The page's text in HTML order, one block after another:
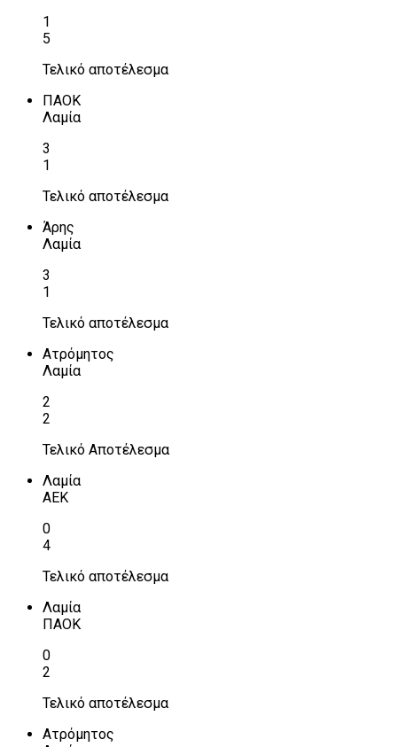
1
5
Τελικό αποτέλεσμα
ΠΑΟΚ
Λαμία
3
1
Τελικό αποτέλεσμα
Άρης
Λαμία
3
1
Τελικό αποτέλεσμα
Ατρόμητος
Λαμία
2
2
Τελικό Αποτέλεσμα
Λαμία
ΑΕΚ
0
4
Τελικό αποτέλεσμα
Λαμία
ΠΑΟΚ
0
2
Τελικό αποτέλεσμα
Ατρόμητος